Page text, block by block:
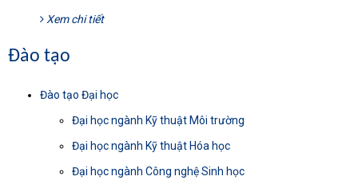
Xem chi tiết
Đào tạo
Đào tạo Đại học
Đại học ngành Kỹ thuật Môi trường
Đại học ngành Kỹ thuật Hóa học
Đại học ngành Công nghệ Sinh học